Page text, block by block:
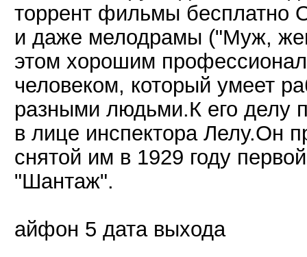
торрент фильмы бесплатно
и даже мелодрамы ("Муж,
этом хорошим
человеком, который умеет
разными людьми.К его делу
в лице инспектора Лелу.Он
снятой им в 1929 году
"Шантаж".
айфон 5 дата выхода